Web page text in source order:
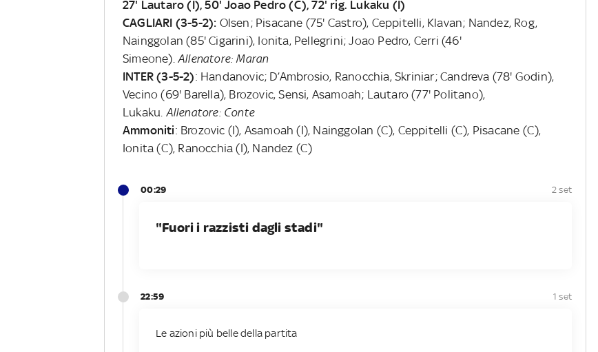
27' Lautaro (I), 50' Joao Pedro (C), 72' rig. Lukaku (I)
CAGLIARI (3-5-2): Olsen; Pisacane (75' Castro), Ceppitelli, Klavan; Nandez, Rog,
Nainggolan (85' Cigarini), Ionita, Pellegrini; Joao Pedro, Cerri (46'
Simeone). Allenatore: Maran
INTER (3-5-2): Handanovic; D’Ambrosio, Ranocchia, Skriniar; Candreva (78' Godin),
Vecino (69' Barella), Brozovic, Sensi, Asamoah; Lautaro (77' Politano),
Lukaku. Allenatore: Conte
Ammoniti: Brozovic (I), Asamoah (I), Nainggolan (C), Ceppitelli (C), Pisacane (C),
Ionita (C), Ranocchia (I), Nandez (C)
00:29 2 set
"Fuori i razzisti dagli stadi"
22:59 1 set
Le azioni più belle della partita